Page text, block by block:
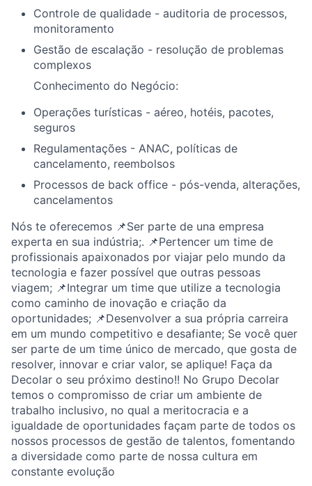
Controle de qualidade - auditoria de processos,
monitoramento
Gestão de escalação - resolução de problemas
complexos
Conhecimento do Negócio:
Operações turísticas - aéreo, hotéis, pacotes,
seguros
Regulamentações - ANAC, políticas de
cancelamento, reembolsos
Processos de back office - pós-venda, alterações,
cancelamentos
Nós te oferecemos 📌Ser parte de una empresa
experta en sua indústria;. 📌Pertencer um time de
profissionais apaixonados por viajar pelo mundo da
tecnologia e fazer possível que outras pessoas
viagem; 📌Integrar um time que utilize a tecnologia
como caminho de inovação e criação da
oportunidades; 📌Desenvolver a sua própria carreira
em um mundo competitivo e desafiante; Se você quer
ser parte de um time único de mercado, que gosta de
resolver, innovar e criar valor, se aplique! Faça da
Decolar o seu próximo destino!! No Grupo Decolar
temos o compromisso de criar um ambiente de
trabalho inclusivo, no qual a meritocracia e a
igualdade de oportunidades façam parte de todos os
nossos processos de gestão de talentos, fomentando
a diversidade como parte de nossa cultura em
constante evolução